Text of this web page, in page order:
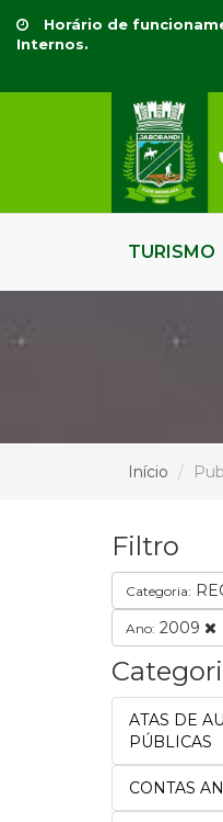
Horário de
Internos.
TURISMO
Início
Filtro
Categoria:
Ano: 2009
ATAS DE
PÚBLICAS
CONTAS